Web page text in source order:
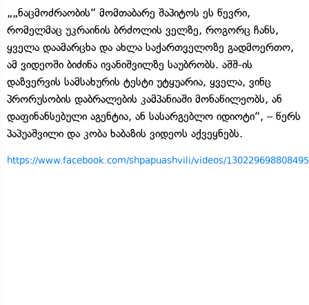
„„ნაცმოძრაობის“ მომთაბარე შაპიტოს ეს წევრი,
რომელმაც უკრაინის ბრძოლის ველზე, როგორც ჩანს,
ყველა დაამარცხა და ახლა საქართველოზე გადმოერთო,
ამ ვიდეოში ბიძინა ივანიშვილზე საუბრობს. აშშ-ის
დაზვერვის სამსახურის ტესტი უტყუარია, ყველა, ვინც
პრორუსობის დაბრალების კამპანიაში მონაწილეობს, ან
დაფინანსებული აგენტია, ან სასარგებლო იდიოტი“, – წერს
პაპუაშვილი და კობა ხაბაზის ვიდეოს აქვეყნებს.
https://www.facebook.com/shpapuashvili/videos/